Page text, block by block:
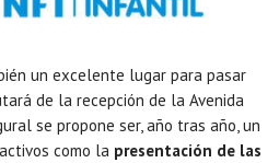
un excelente lugar para pasar
de la recepción de la Avenida
se propone ser, año tras año, un
como la presentación de las